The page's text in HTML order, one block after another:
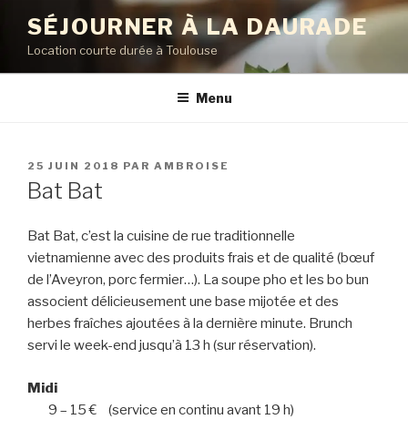
contenu
principal
SÉJOURNER À LA DAURADE
Location courte durée à Toulouse
Menu
PUBLIÉ
LE
25 JUIN 2018 PAR AMBROISE
Bat Bat
Bat Bat, c’est la cuisine de rue traditionnelle
vietnamienne avec des produits frais et de qualité (bœuf
de l’Aveyron, porc fermier…). La soupe pho et les bo bun
associent délicieusement une base mijotée et des
herbes fraîches ajoutées à la dernière minute. Brunch
servi le week-end jusqu’à 13 h (sur réservation).
Midi
9 – 15 € (service en continu avant 19 h)